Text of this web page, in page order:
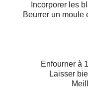
Incorporer les
Beurrer un moule
Enfourner à
Laisser